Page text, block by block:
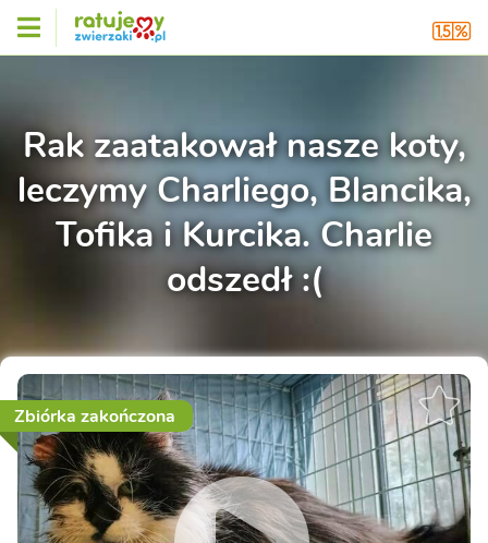
Rak zaatakował nasze koty,
leczymy Charliego, Blancika,
Tofika i Kurcika. Charlie
odszedł :(
Zbiórka zakończona